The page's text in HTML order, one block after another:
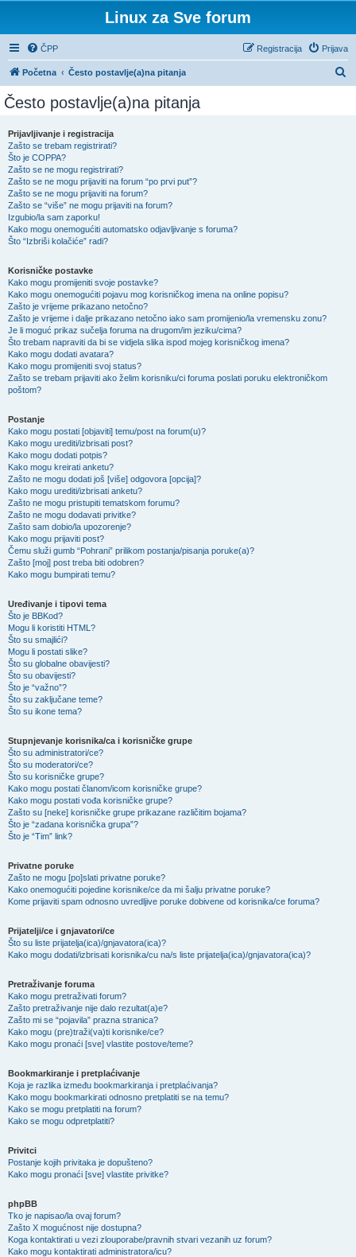
Linux za Sve forum
ČPP Prijava
Registracija
Početna Često postavlje(a)na pitanja
Često postavlje(a)na pitanja
Prijavljivanje i registracija
Zašto se trebam registrirati?
Što je COPPA?
Zašto se ne mogu registrirati?
Zašto se ne mogu prijaviti na forum “po prvi put”?
Zašto se ne mogu prijaviti na forum?
Zašto se “više” ne mogu prijaviti na forum?
Izgubio/la sam zaporku!
Kako mogu onemogućiti automatsko odjavljivanje s foruma?
Što “Izbriši kolačiće” radi?
Korisničke postavke
Kako mogu promijeniti svoje postavke?
Kako mogu onemogućiti pojavu mog korisničkog imena na online popisu?
Zašto je vrijeme prikazano netočno?
Zašto je vrijeme i dalje prikazano netočno iako sam promijenio/la vremensku zonu?
Je li moguć prikaz sučelja foruma na drugom/im jeziku/cima?
Što trebam napraviti da bi se vidjela slika ispod mojeg korisničkog imena?
Kako mogu dodati avatara?
Kako mogu promijeniti svoj status?
Zašto se trebam prijaviti ako želim korisniku/ci foruma poslati poruku elektroničkom
poštom?
Postanje
Kako mogu postati [objaviti] temu/post na forum(u)?
Kako mogu urediti/izbrisati post?
Kako mogu dodati potpis?
Kako mogu kreirati anketu?
Zašto ne mogu dodati još [više] odgovora [opcija]?
Kako mogu urediti/izbrisati anketu?
Zašto ne mogu pristupiti tematskom forumu?
Zašto ne mogu dodavati privitke?
Zašto sam dobio/la upozorenje?
Kako mogu prijaviti post?
Čemu služi gumb “Pohrani” prilikom postanja/pisanja poruke(a)?
Zašto [moj] post treba biti odobren?
Kako mogu bumpirati temu?
Uređivanje i tipovi tema
Što je BBKod?
Mogu li koristiti HTML?
Što su smajlići?
Mogu li postati slike?
Što su globalne obavijesti?
Što su obavijesti?
Što je “važno”?
Što su zaključane teme?
Što su ikone tema?
Stupnjevanje korisnika/ca i korisničke grupe
Što su administratori/ce?
Što su moderatori/ce?
Što su korisničke grupe?
Kako mogu postati članom/icom korisničke grupe?
Kako mogu postati vođa korisničke grupe?
Zašto su [neke] korisničke grupe prikazane različitim bojama?
Što je “zadana korisnička grupa”?
Što je “Tim” link?
Privatne poruke
Zašto ne mogu [po]slati privatne poruke?
Kako onemogućiti pojedine korisnike/ce da mi šalju privatne poruke?
Kome prijaviti spam odnosno uvredljive poruke dobivene od korisnika/ce foruma?
Prijatelji/ce i gnjavatori/ce
Što su liste prijatelja(ica)/gnjavatora(ica)?
Kako mogu dodati/izbrisati korisnika/cu na/s liste prijatelja(ica)/gnjavatora(ica)?
Pretraživanje foruma
Kako mogu pretraživati forum?
Zašto pretraživanje nije dalo rezultat(a)e?
Zašto mi se “pojavila” prazna stranica?
Kako mogu (pre)traži(va)ti korisnike/ce?
Kako mogu pronaći [sve] vlastite postove/teme?
Bookmarkiranje i pretplaćivanje
Koja je razlika između bookmarkiranja i pretplaćivanja?
Kako mogu bookmarkirati odnosno pretplatiti se na temu?
Kako se mogu pretplatiti na forum?
Kako se mogu odpretplatiti?
Privitci
Postanje kojih privitaka je dopušteno?
Kako mogu pronaći [sve] vlastite privitke?
phpBB
Tko je napisao/la ovaj forum?
Zašto X mogućnost nije dostupna?
Koga kontaktirati u vezi zlouporabe/pravnih stvari vezanih uz forum?
Kako mogu kontaktirati administratora/icu?